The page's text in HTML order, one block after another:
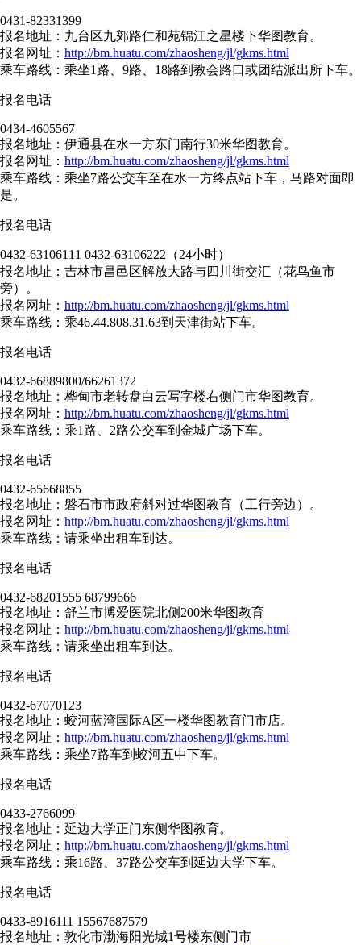
0431-82331399
报名地址：九台区九郊路仁和苑锦江之星楼下华图教育。
报名网址： http://bm.huatu.com/zhaosheng/jl/gkms.html
乘车路线：乘坐1路、9路、18路到教会路口或团结派出所下车。
报名电话
0434-4605567
报名地址：伊通县在水一方东门南行30米华图教育。
报名网址： http://bm.huatu.com/zhaosheng/jl/gkms.html
乘车路线：乘坐7路公交车至在水一方终点站下车，马路对面即
是。
报名电话
0432-63106111 0432-63106222（24小时）
报名地址：吉林市昌邑区解放大路与四川街交汇（花鸟鱼市
旁）。
报名网址： http://bm.huatu.com/zhaosheng/jl/gkms.html
乘车路线：乘46.44.808.31.63到天津街站下车。
报名电话
0432-66889800/66261372
报名地址：桦甸市老转盘白云写字楼右侧门市华图教育。
报名网址： http://bm.huatu.com/zhaosheng/jl/gkms.html
乘车路线：乘1路、2路公交车到金城广场下车。
报名电话
0432-65668855
报名地址：磐石市市政府斜对过华图教育（工行旁边）。
报名网址： http://bm.huatu.com/zhaosheng/jl/gkms.html
乘车路线：请乘坐出租车到达。
报名电话
0432-68201555 68799666
报名地址：舒兰市博爱医院北侧200米华图教育
报名网址： http://bm.huatu.com/zhaosheng/jl/gkms.html
乘车路线：请乘坐出租车到达。
报名电话
0432-67070123
报名地址：蛟河蓝湾国际A区一楼华图教育门市店。
报名网址： http://bm.huatu.com/zhaosheng/jl/gkms.html
乘车路线：乘坐7路车到蛟河五中下车。
报名电话
0433-2766099
报名地址：延边大学正门东侧华图教育。
报名网址： http://bm.huatu.com/zhaosheng/jl/gkms.html
乘车路线：乘16路、37路公交车到延边大学下车。
报名电话
0433-8916111 15567687579
报名地址：敦化市渤海阳光城1号楼东侧门市